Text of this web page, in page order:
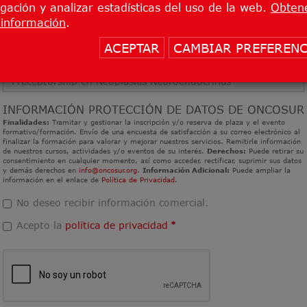
y analizar estadísticas del uso de la web.
.
ACEPTAR CAMBIAR
Especialidad / Puesto*:
INFORMACIÓN PROTECCIÓN DE DATOS DE ONCOSUR
Finalidades: Tramitar y gestionar la inscripción y/o reserva de plaza y el evento
formativo/formación. Envío de una encuesta de satisfacción a su correo electrónico al
finalizar la formación para valorar y mejorar nuestros servicios. Remitirle información
de nuestros cursos, actividades y/o eventos de su interés. Derechos: Puede retirar su
consentimiento en cualquier momento, así como acceder, rectificar, suprimir sus datos
y demás derechos en info@oncosur.org. Información Adicional: Puede ampliar la
información en el enlace de Política de Privacidad.
No deseo recibir información comercial.
Acepto la política de privacidad *